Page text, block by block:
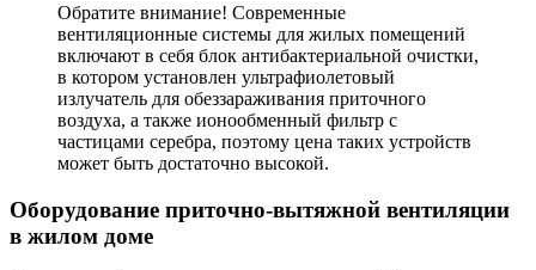
Обратите внимание! Современные
вентиляционные системы для жилых помещений
включают в себя блок антибактериальной очистки,
в котором установлен ультрафиолетовый
излучатель для обеззараживания приточного
воздуха, а также ионообменный фильтр с
частицами серебра, поэтому цена таких устройств
может быть достаточно высокой.
Оборудование приточно-вытяжной вентиляции
в жилом доме